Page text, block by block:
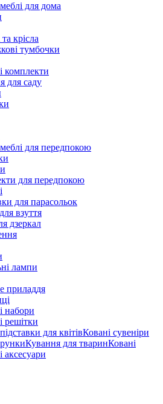
для дома
крісла
тумбочки
комплекти
для саду
для передпокою
для передпокою
для парасольок
взуття
дзеркал
лампи
приладдя
набори
решітки
для квітівКовані сувеніри
Кування для тваринКовані
аксесуари